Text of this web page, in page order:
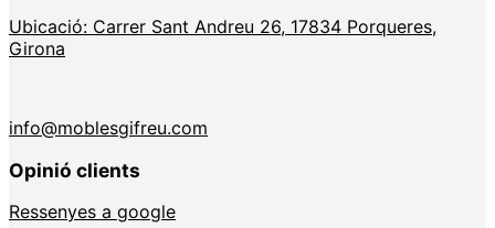
Ubicació: Carrer Sant Andreu 26, 17834 Porqueres,
Girona
info@moblesgifreu.com
Opinió clients
Ressenyes a google